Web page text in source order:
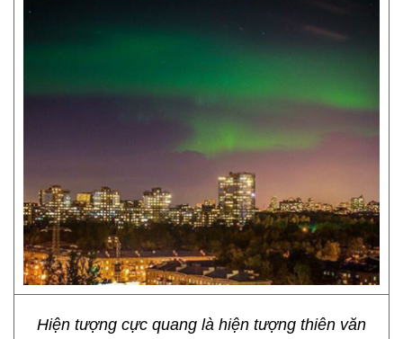
Hiện tượng cực quang là hiện tượng thiên văn